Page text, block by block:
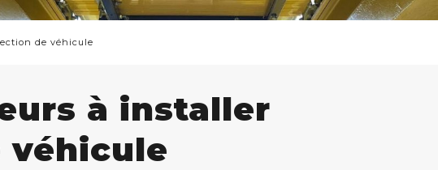
de véhicule
à installer
véhicule